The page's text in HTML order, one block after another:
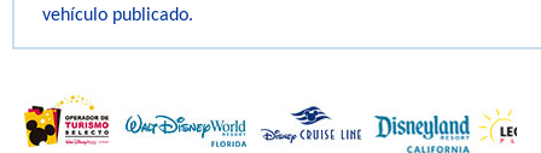
vehículo publicado.